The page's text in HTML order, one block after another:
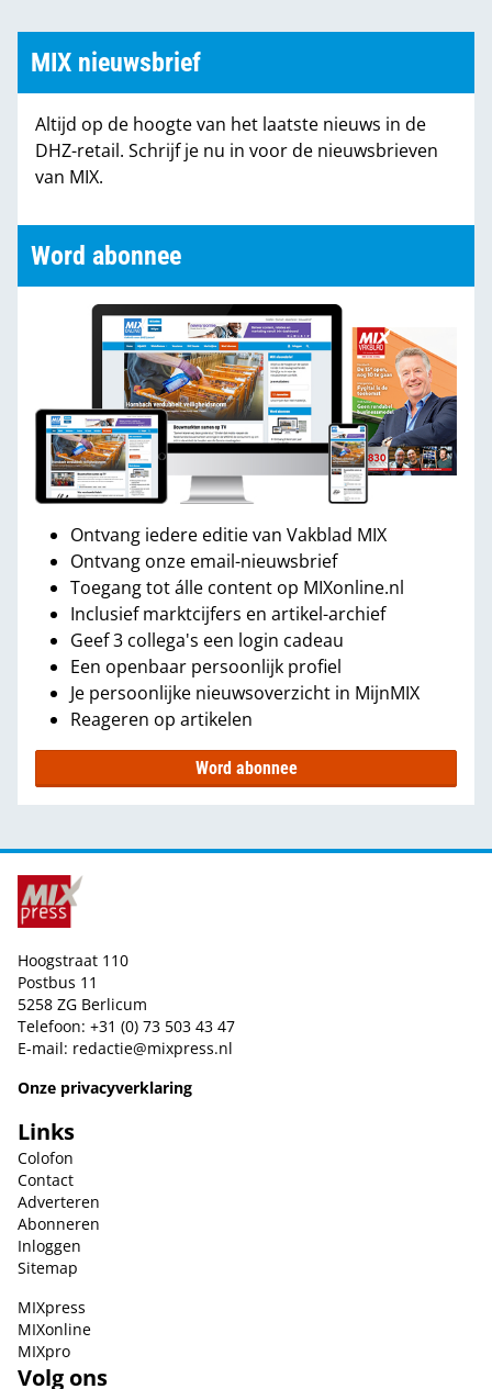
MIX nieuwsbrief
Altijd op de hoogte van het laatste nieuws in de
DHZ-retail. Schrijf je nu in voor de nieuwsbrieven
van MIX.
Word abonnee
Ontvang iedere editie van Vakblad MIX
Ontvang onze email-nieuwsbrief
Toegang tot álle content op MIXonline.nl
Inclusief marktcijfers en artikel-archief
Geef 3 collega's een login cadeau
Een openbaar persoonlijk profiel
Je persoonlijke nieuwsoverzicht in MijnMIX
Reageren op artikelen
Word abonnee
Hoogstraat 110
Postbus 11
5258 ZG Berlicum
Telefoon: +31 (0) 73 503 43 47
E-mail: redactie@mixpress.nl
Onze privacyverklaring
Links
Colofon
Contact
Adverteren
Abonneren
Inloggen
Sitemap
MIXpress
MIXonline
MIXpro
Volg ons